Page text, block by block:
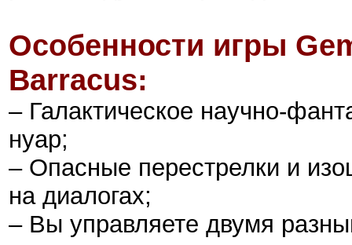
Особенности игры
Barracus:
– Галактическое научно-
нуар;
– Опасные перестрелки и
на диалогах;
– Вы управляете двумя